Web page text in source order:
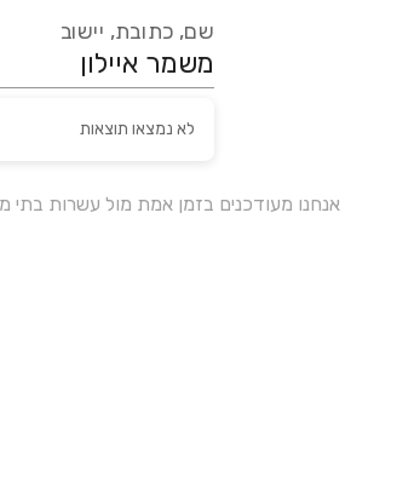
שם, כתובת, יישוב
אנחנו מעודכנים בזמן אמת מול עשרות בתי
לא נמצאו תוצאות